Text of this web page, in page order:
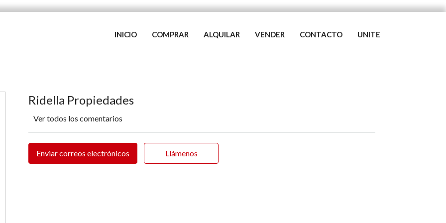
INICIO COMPRAR ALQUILAR VENDER CONTACTO UNITE
Ridella Propiedades
Ver todos los comentarios
Enviar correos electrónicos Llámenos